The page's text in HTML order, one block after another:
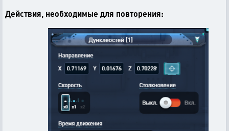
Действия, необходимые для повторения: